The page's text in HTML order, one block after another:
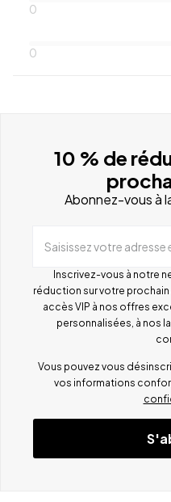
0
0
10 % de
Abonnez-vous à
Saisissez votre adresse
Inscrivez-vous à notre
réduction sur votre
accès VIP à nos offres
personnalisées, à nos
Vous pouvez vous
vos informations